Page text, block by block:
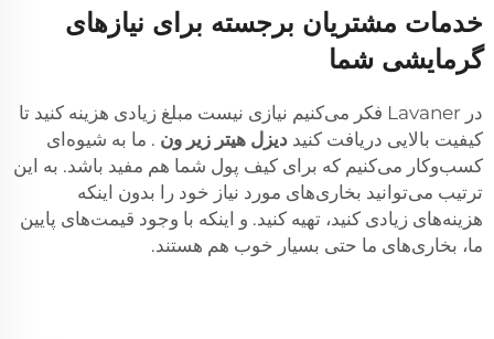
خدمات مشتریان برجسته برای نیازهای
گرمایشی شما
در Lavaner فکر می‌کنیم نیازی نیست مبلغ زیادی هزینه کنید تا
کیفیت بالایی دریافت کنید دیزل هیتر زیر ون . ما به شیوه‌ای
کسب‌وکار می‌کنیم که برای کیف پول شما هم مفید باشد. به این
ترتیب می‌توانید بخاری‌های مورد نیاز خود را بدون اینکه
هزینه‌های زیادی کنید، تهیه کنید. و اینکه با وجود قیمت‌های پایین
ما، بخاری‌های ما حتی بسیار خوب هم هستند.